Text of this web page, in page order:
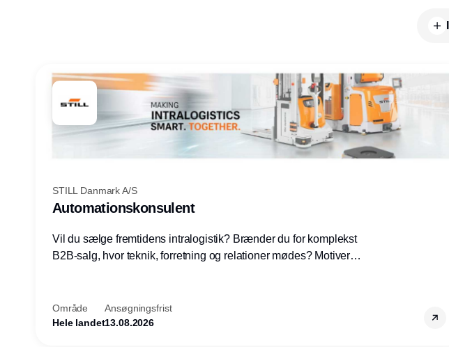
STILL Danmark A/S
Automationskonsulent
Vil du sælge fremtidens intralogistik? Brænder du for komplekst
B2B-salg, hvor teknik, forretning og relationer mødes? Motiveres
nogle af Danmarks mest spændende produktions- og
logistikvirksomheder?
Område
Hele landet
Ansøgningsfrist
13.08.2026